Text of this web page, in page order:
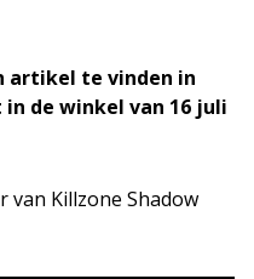
artikel te vinden in
in de winkel van 16 juli
Killzone Shadow